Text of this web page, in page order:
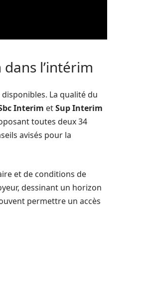
l’intérim
La qualité du
Interim etSup Interim
toutes deux 34
avisés pour la
et de conditions de
dessinant un horizon
permettre un accès